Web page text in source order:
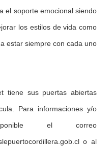
el soporte emocional siendo
los estilos de vida como
estar siempre con cada uno
tiene sus puertas abiertas
Para informaciones y/o
el correo
o al